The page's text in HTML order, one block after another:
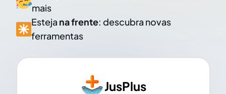
mais
Esteja na frente: descubra novas
ferramentas
JusPlus